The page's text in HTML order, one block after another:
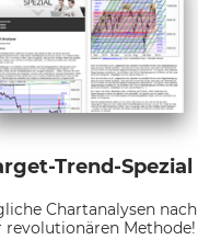
Trend-Spezial
Chartanalysen nach
revolutionären Methode!